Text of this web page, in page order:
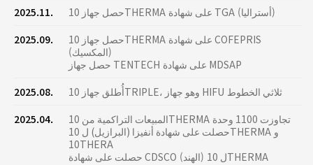
2025.11.
حصل جهاز 10THERMA على شهادة TGA (أستراليا)
2025.09.
حصل جهاز 10THERMA على شهادة COFEPRIS
(المكسيك)
حصل جهاز TENTECH على شهادة MDSAP
2025.08.
أُطلق جهاز 10TRIPLE، وهو جهاز HIFU ثلاثي الخطوط
2025.04.
المبيعات التراكمية من 10THERMA تجاوزت 1100 وحدة
حصلت على شهادة أنفيزا (البرازيل) ل 10THERMA و
10THERA
حصلت على شهادة CDSCO (الهند) ل 10THERMA